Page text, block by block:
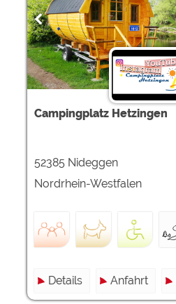
Campingplatz Hetzingen
52385 Nideggen
Nordrhein-Westfalen
Details Anfahrt